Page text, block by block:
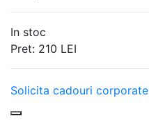
In stoc
Pret: 210 LEI
Solicita cadouri corporate